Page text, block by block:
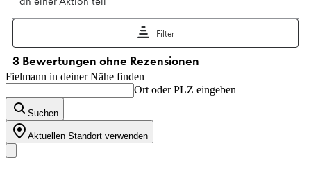
Fielmann in deiner Nähe finden
Ort oder PLZ eingeben
Suchen
Aktuellen Standort verwenden